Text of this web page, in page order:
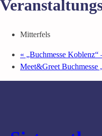
Mitterfels
« „Buchmesse
Meet&Greet Buchmesse